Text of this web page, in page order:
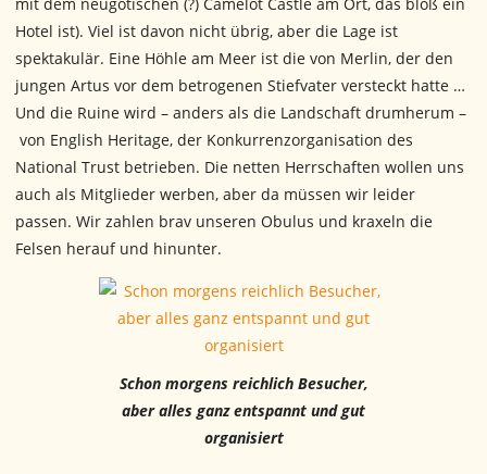
Hotel ist). Viel ist davon nicht übrig, aber die Lage ist
spektakulär. Eine Höhle am Meer ist die von Merlin, der den
jungen Artus vor dem betrogenen Stiefvater versteckt hatte …
Und die Ruine wird – anders als die Landschaft drumherum –
von English Heritage, der Konkurrenzorganisation des
National Trust betrieben. Die netten Herrschaften wollen uns
auch als Mitglieder werben, aber da müssen wir leider
passen. Wir zahlen brav unseren Obulus und kraxeln die
Felsen herauf und hinunter.
Schon morgens reichlich Besucher,
aber alles ganz entspannt und gut
organisiert